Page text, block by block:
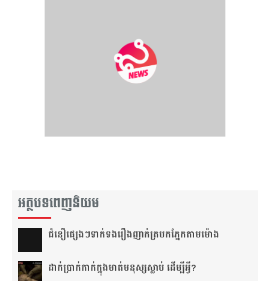
អត្ថបទពេញនិយម
ជំនឿ​ផ្សេងៗ​ទាក់ទង​រឿង​ញាក់​ត្របក​ភ្នែក​តាម​ម៉ោង​
ដាក់​ប្រាក់​កាក់​ក្នុង​មាត់​មនុស្ស​ស្លាប់ ដើម្បី​អ្វី?